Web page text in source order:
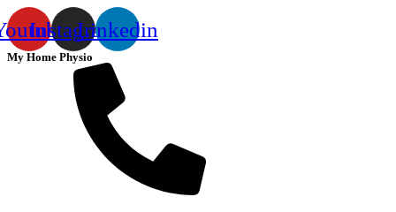
InstagramLinkedin
My Home Physio